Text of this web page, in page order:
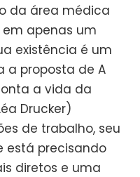
da área médica
apenas um
existência é um
a proposta de A
a vida da
Drucker)
de trabalho, seu
está precisando
diretos e uma